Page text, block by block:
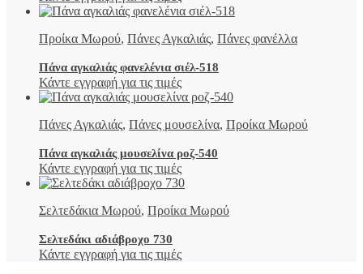
Προίκα Μωρού, Πάνες Αγκαλιάς, Πάνες φανέλλα
Πάνα αγκαλιάς φανελένια σιέλ-518
Κάντε εγγραφή για τις τιμές
Πάνες Αγκαλιάς, Πάνες μουσελίνα, Προίκα Μωρού
Πάνα αγκαλιάς μουσελίνα ροζ-540
Κάντε εγγραφή για τις τιμές
Σελτεδάκια Μωρού, Προίκα Μωρού
Σελτεδάκι αδιάβροχο 730
Κάντε εγγραφή για τις τιμές